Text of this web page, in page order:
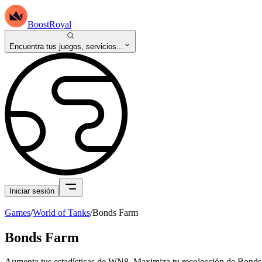
BoostRoyal
Encuentra tus juegos, servicios...
Iniciar sesión
Games/World of Tanks/Bonds Farm
Bonds Farm